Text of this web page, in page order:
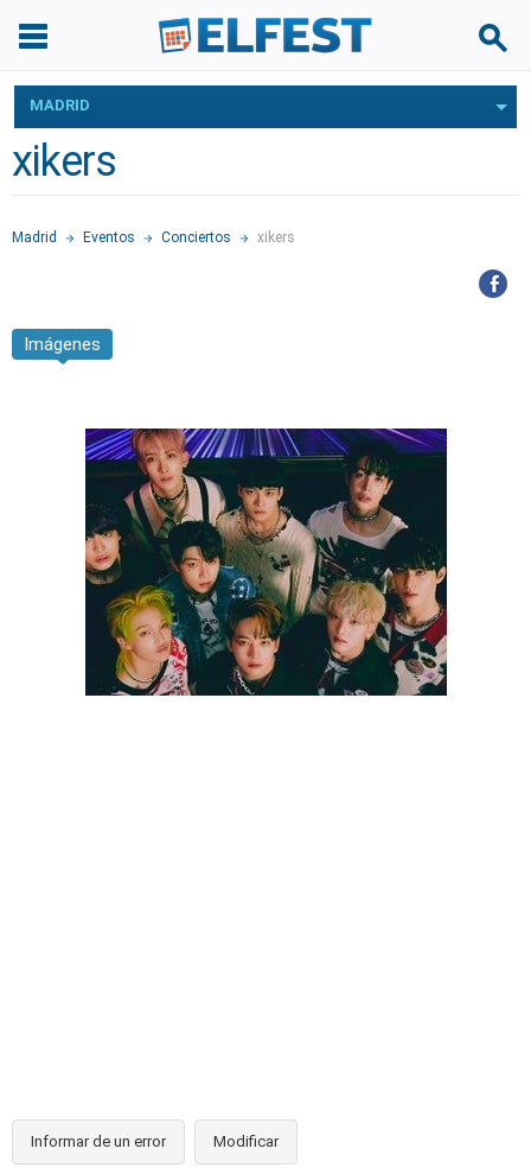
MADRID
xikers
Madrid Eventos Conciertos xikers
Imágenes
Informar de un error Modificar